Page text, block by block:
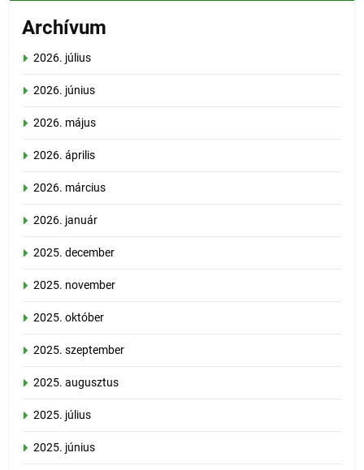
Archívum
2026. július
2026. június
2026. május
2026. április
2026. március
2026. január
2025. december
2025. november
2025. október
2025. szeptember
2025. augusztus
2025. július
2025. június